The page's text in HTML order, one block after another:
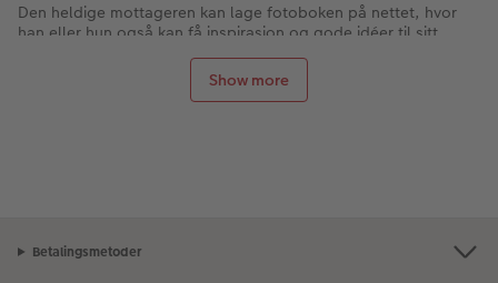
Show more
Den heldige mottageren kan lage fotoboken på nettet, hvor
han eller hun også kan få inspirasjon og gode idéer til sitt
fotoalbummed bilder og tekst trykt direkte
Et gavekort til fotobøkene våre faller alltid i god jord. Det blir
Gavekortet bestiller du her på hjemmesiden vår, hvor vi har en
gavekortmal. Da kan du selv legge til teksten du gjerne vil ha
Betalingsmetoder